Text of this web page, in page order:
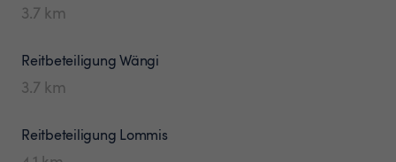
3.7 km
ReitbeteiligungWängi
3.7 km
Reitbeteiligung Lommis